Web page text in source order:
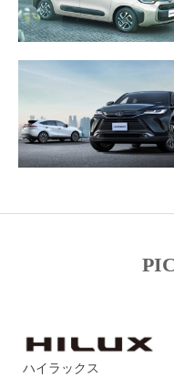
ハイラックス